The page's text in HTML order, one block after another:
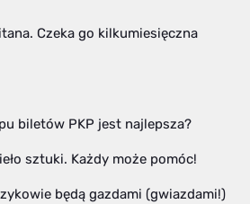
Czeka go kilkumiesięczna
biletów PKP jest najlepsza?
sztuki. Każdy może pomóc!
będą gazdami (gwiazdami!)